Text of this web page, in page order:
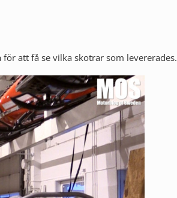
att få se vilka skotrar som levererades.